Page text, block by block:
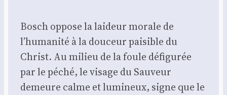
Bosch oppose la laideur morale de
l’humanité à la douceur paisible du
Christ. Au milieu de la foule défigurée
par le péché, le visage du Sauveur
demeure calme et lumineux, signe que le